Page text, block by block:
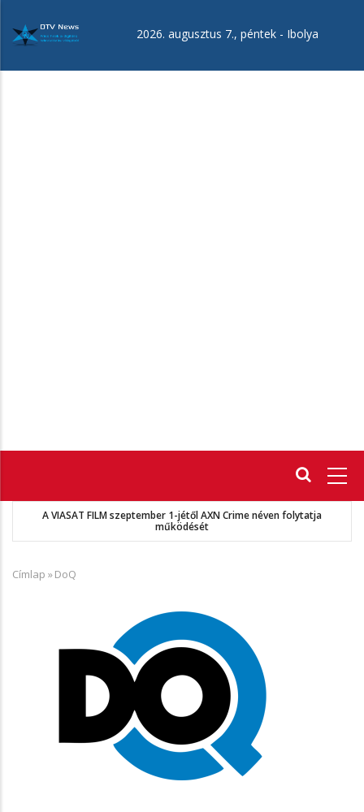
tartalomra
2026. augusztus 7., péntek - Ibolya
A VIASAT FILM szeptember 1-jétől AXN Crime néven folytatja
működését
Morzsa
Címlap »DoQ